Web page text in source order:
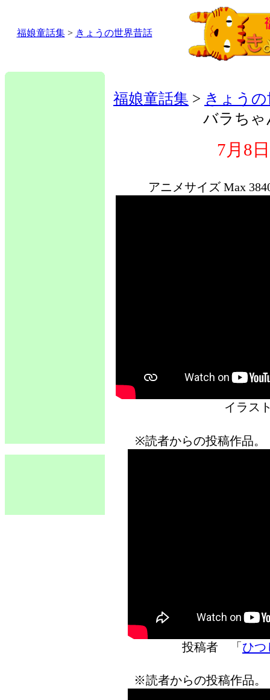
福娘童話集> きょうの世界昔話
福娘童話集 > きょう
バラちゃ
7月8
アニメサイズ Max
イラス
※読者からの投稿作品
投稿者 「 ひつ
※読者からの投稿作品